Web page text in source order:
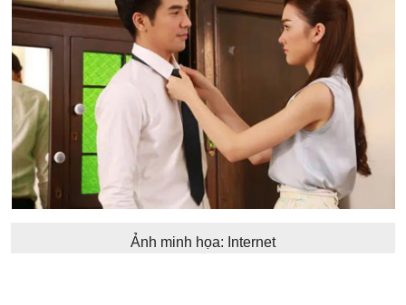
Ảnh minh họa: Internet